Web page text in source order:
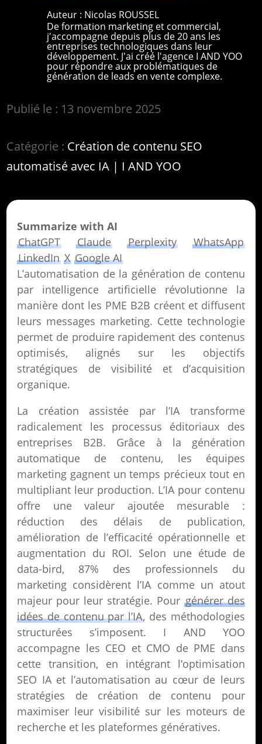
Auteur : Nicolas ROUSSEL
De formation marketing et commercial,
j'accompagne depuis plus de 20 ans les
entreprises technologiques dans leur
développement. J'ai créé l'agence I AND YOO
pour répondre aux problématiques de
génération de leads en vente complexe.
Publié le : 13 novembre 2025
Catégorie : Création de contenu SEO
automatisé avec IA | I AND YOO
Summarize with AI
ChatGPT
Claude Perplexity
WhatsApp
LinkedIn X Google AI
L’automatisation de la génération de contenu
par intelligence artificielle révolutionne la
manière dont les PME B2B créent et diffusent
leurs messages marketing. Cette technologie
permet de produire rapidement des contenus
optimisés, alignés sur les objectifs
stratégiques de visibilité et d’acquisition
organique.
La création assistée par l’IA transforme
radicalement les processus éditoriaux des
entreprises B2B. Grâce à la génération
automatique de contenu, les équipes
marketing gagnent un temps précieux tout en
multipliant leur production. L’IA pour contenu
offre une valeur ajoutée mesurable :
réduction des délais de publication,
amélioration de l’efficacité opérationnelle et
augmentation du ROI. Selon une étude de
data-bird, 87% des professionnels du
marketing considèrent l’IA comme un atout
majeur pour leur stratégie. Pourgénérer des
idées de contenu par l’IA, des méthodologies
structurées s’imposent. I AND YOO
accompagne les CEO et CMO de PME dans
cette transition, en intégrant l’optimisation
SEO IA et l’automatisation au cœur de leurs
stratégies de création de contenu pour
maximiser leur visibilité sur les moteurs de
recherche et les plateformes génératives.